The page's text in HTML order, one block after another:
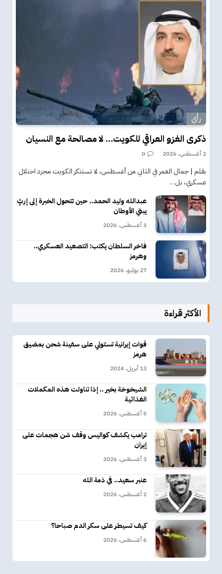
رأي
ذكرى الغزو العراقي للكويت… لا مصالحة مع النسيان
2 أغسطس، 2026 0
بقلم | جمال العمر في الثاني من أغسطس، لا تستذكر الكويت مجرد احتلال
عسكري، بل…
عبدالله وليد الحمد.. حين تتحول الخبرة إلى إرثٍ
يبني الأوطان
1 أغسطس، 2026
فاخر السلطان يكتب: التصعيد العسكري..
وهرمز
27 يوليو، 2026
الأكثر قراءة
قوات إيرانية تستولي على سفينة شحن بمضيق
هرمز
13 أبريل، 2024
الشيخوخة بخير .. إذا تناولت هذه المكملات
الغذائية
5 أغسطس، 2026
ترامب يكشف كواليس وقف شن هجمات على
إيران
3 أغسطس، 2026
عنبر سعيد.. في ذمة الله
2 أغسطس، 2026
كيف تسيطر على سكر الدم صباحا؟
6 أغسطس، 2026